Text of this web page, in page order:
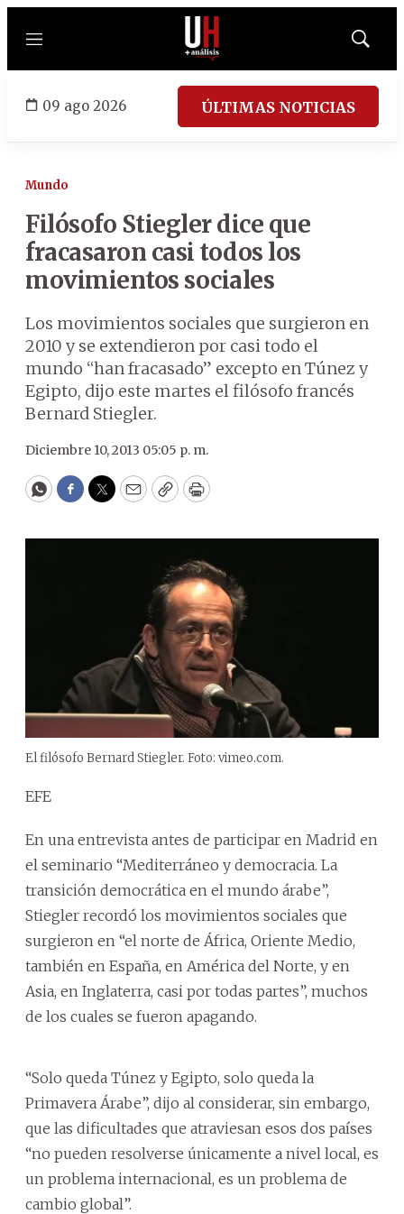
Menú
Mostrar
09 ago 2026 ÚLTIMAS NOTICIAS
Mundo
Filósofo Stiegler dice que
fracasaron casi todos los
movimientos sociales
Los movimientos sociales que surgieron en
2010 y se extendieron por casi todo el
mundo “han fracasado” excepto en Túnez y
Egipto, dijo este martes el filósofo francés
Bernard Stiegler.
Diciembre 10, 2013 05:05 p. m.
WhatsApp
Facebook
Twitter
EmailCopyPrint
El filósofo Bernard Stiegler. Foto: vimeo.com.
EFE
En una entrevista antes de participar en Madrid en
el seminario “Mediterráneo y democracia. La
transición democrática en el mundo árabe”,
Stiegler recordó los movimientos sociales que
surgieron en “el norte de África, Oriente Medio,
también en España, en América del Norte, y en
Asia, en Inglaterra, casi por todas partes”, muchos
de los cuales se fueron apagando.
“Solo queda Túnez y Egipto, solo queda la
Primavera Árabe”, dijo al considerar, sin embargo,
que las dificultades que atraviesan esos dos países
“no pueden resolverse únicamente a nivel local, es
un problema internacional, es un problema de
cambio global”.